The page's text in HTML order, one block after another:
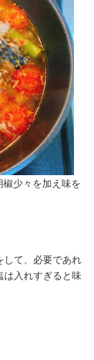
少々を加え味を
して、必要であれ
は入れすぎると味